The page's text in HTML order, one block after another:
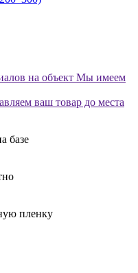
на объект Мы имеем
ваш товар до места
базе
пленку